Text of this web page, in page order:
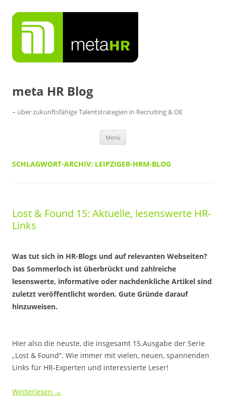
Inhalt
springen
meta HR Blog
– über zukunftsfähige Talentstrategien in Recruiting & OE
Menü
SCHLAGWORT-ARCHIV: LEIPZIGER-HRM-BLOG
Lost & Found 15: Aktuelle, lesenswerte HR-
Links
Was tut sich in HR-Blogs und auf relevanten Webseiten?
Das Sommerloch ist überbrückt und zahlreiche
lesenswerte, informative oder nachdenkliche Artikel sind
zuletzt veröffentlicht worden. Gute Gründe darauf
hinzuweisen.
Hier also die neuste, die insgesamt 15.Ausgabe der Serie
„Lost & Found“. Wie immer mit vielen, neuen, spannenden
Links für HR-Experten und interessierte Leser!
Weiterlesen →